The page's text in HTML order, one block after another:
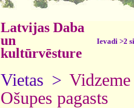
Latvijas Daba
un
kultūrvēsture
Ievadi >2
Vietas > Vidzeme
Ošupes pagasts